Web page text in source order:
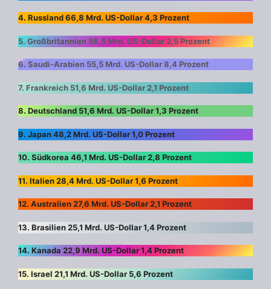
4. Russland 66,8 Mrd. US-Dollar 4,3 Prozent
5. Großbritannien 58,5 Mrd. US-Dollar 2,5 Prozent
6. Saudi-Arabien 55,5 Mrd. US-Dollar 8,4 Prozent
7. Frankreich 51,6 Mrd. US-Dollar 2,1 Prozent
8. Deutschland 51,6 Mrd. US-Dollar 1,3 Prozent
9. Japan 48,2 Mrd. US-Dollar 1,0 Prozent
10. Südkorea 46,1 Mrd. US-Dollar 2,8 Prozent
11. Italien 28,4 Mrd. US-Dollar 1,6 Prozent
12. Australien 27,6 Mrd. US-Dollar 2,1 Prozent
13. Brasilien 25,1 Mrd. US-Dollar 1,4 Prozent
14. Kanada 22,9 Mrd. US-Dollar 1,4 Prozent
15. Israel 21,1 Mrd. US-Dollar 5,6 Prozent